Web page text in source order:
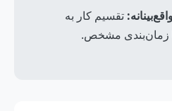
تقسیم کار به
زمان‌بندی مشخص.